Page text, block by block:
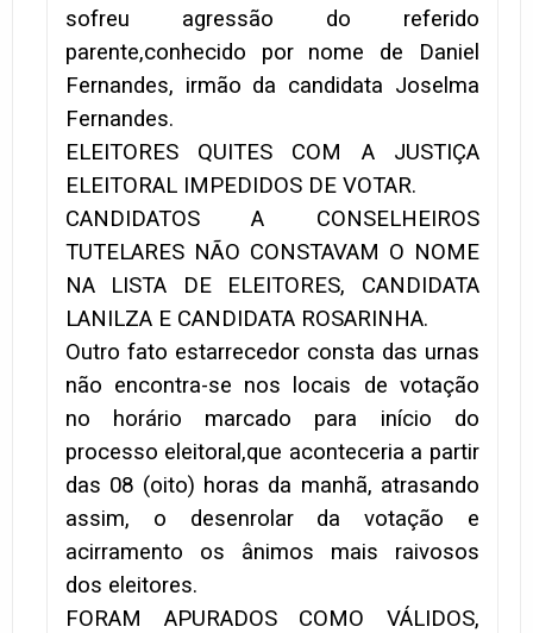
sofreu agressão do referido
parente,conhecido por nome de Daniel
Fernandes, irmão da candidata Joselma
Fernandes.
ELEITORES QUITES COM A JUSTIÇA
ELEITORAL IMPEDIDOS DE VOTAR.
CANDIDATOS A CONSELHEIROS
TUTELARES NÃO CONSTAVAM O NOME
NA LISTA DE ELEITORES, CANDIDATA
LANILZA E CANDIDATA ROSARINHA.
Outro fato estarrecedor consta das urnas
não encontra-se nos locais de votação
no horário marcado para início do
processo eleitoral,que aconteceria a partir
das 08 (oito) horas da manhã, atrasando
assim, o desenrolar da votação e
acirramento os ânimos mais raivosos
dos eleitores.
FORAM APURADOS COMO VÁLIDOS,